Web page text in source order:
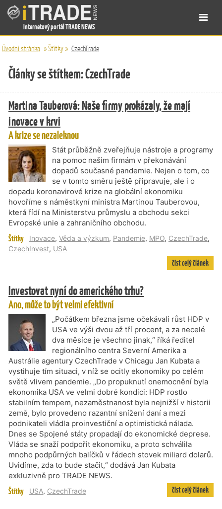
Internetový portál TRADE NEWS
Úvodní stránka »Štítky» CzechTrade
Články se štítkem: CzechTrade
Martina Tauberová: Naše firmy prokázaly, že mají
inovace v krvi
A krize se nezaleknou
Stát průběžně zveřejňuje nástroje a programy
na pomoc našim firmám v překonávání
dopadů současné pandemie. Nejen o tom, co
se v tomto směru ještě připravuje, ale i o
dopadu koronavirové krize na globální ekonomiku
hovoříme s náměstkyní ministra Martinou Tauberovou,
která řídí na Ministerstvu průmyslu a obchodu sekci
Evropské unie a zahraničního obchodu.
Štítky Inovace, Věda a výzkum, Pandemie, MPO, CzechTrade,
CzechInvest, USA
číst celý článek
Investovat nyní do amerického trhu?
Ano, může to být velmi efektivní
„Počátkem března jsme očekávali růst HDP v
USA ve výši dvou až tří procent, a za necelé
dva měsíce je všechno jinak,“ říká ředitel
regionálního centra Severní Amerika a
Austrálie agentury CzechTrade v Chicagu Jan Kubata a
vystihuje tím situaci, v níž se ocitly ekonomiky po celém
světě vlivem pandemie. „Do propuknutí onemocnění byla
ekonomika USA ve velmi dobré kondici: HDP rostlo
stabilním tempem, nezaměstnanost byla nejnižší v historii
země, bylo provedeno razantní snížení daní a mezi
podnikateli vládla proinvestiční a optimistická nálada.
Dnes se Spojené státy propadají do ekonomické deprese.
Vláda se snaží podpořit ekonomiku, a proto schválila
mnoho podpůrných balíčků v řádech stovek miliard dolarů.
Uvidíme, zda to bude stačit,“ dodává Jan Kubata
exkluzivně pro TRADE NEWS.
Štítky USA, CzechTrade číst celý článek